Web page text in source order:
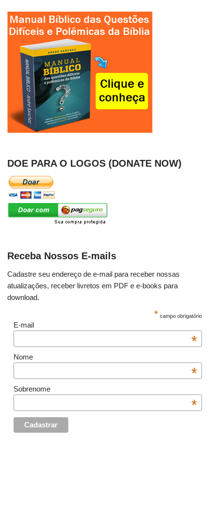
DOE PARA O LOGOS (DONATE NOW)
Receba Nossos E-mails
Cadastre seu endereço de e-mail para receber nossas
atualizações, receber livretos em PDF e e-books para
download.
* campo obrigatório
E-mail
*
Nome
*
Sobrenome
*